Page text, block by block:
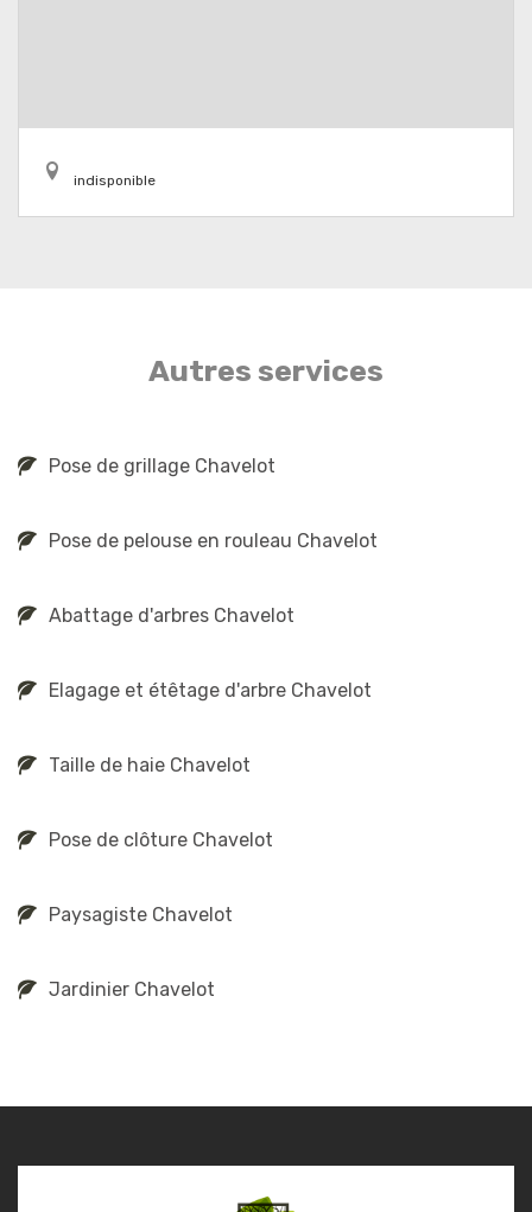
indisponible
Autres services
Pose de grillage Chavelot
Pose de pelouse en rouleau Chavelot
Abattage d'arbres Chavelot
Elagage et étêtage d'arbre Chavelot
Taille de haie Chavelot
Pose de clôture Chavelot
Paysagiste Chavelot
Jardinier Chavelot